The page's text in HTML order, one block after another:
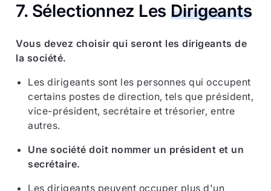
7. Sélectionnez LesDirigeants
Vous devez choisir qui seront les dirigeants de
la société.
Les dirigeants sont les personnes qui occupent
certains postes de direction, tels que président,
vice-président, secrétaire et trésorier, entre
autres.
Une société doit nommer un président et un
secrétaire.
Les dirigeants peuvent occuper plus d'un